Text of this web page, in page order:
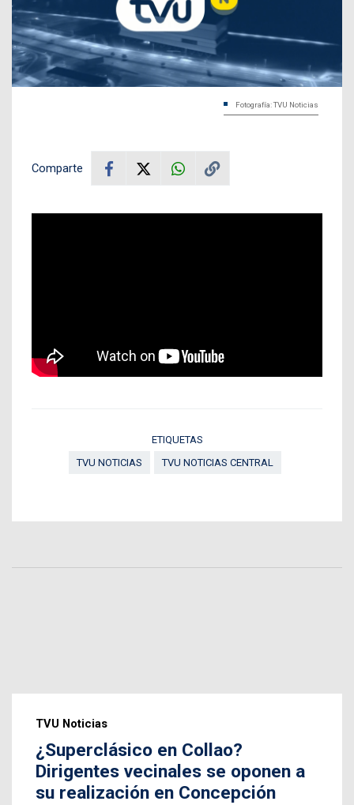
Fotografía: TVU Noticias
Comparte
ETIQUETAS
TVU NOTICIAS
TVU NOTICIAS CENTRAL
TVU Noticias
¿Superclásico en Collao?
Dirigentes vecinales se oponen a
su realización en Concepción